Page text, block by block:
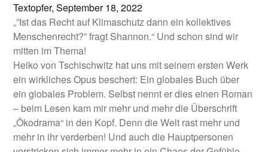
Textopfer,September 18, 2022
„”Ist das Recht auf Klimaschutz dann ein kollektives
Menschenrecht?” fragt Shannon.“ Und schon sind wir
mitten im Thema!
Heiko von Tschischwitz hat uns mit seinem ersten Werk
ein wirkliches Opus beschert: Ein globales Buch über
ein globales Problem. Selbst nennt er dies einen Roman
– beim Lesen kam mir mehr und mehr die Überschrift
„Ökodrama“ in den Kopf. Denn die Welt rast mehr und
mehr in ihr verderben! Und auch die Hauptpersonen